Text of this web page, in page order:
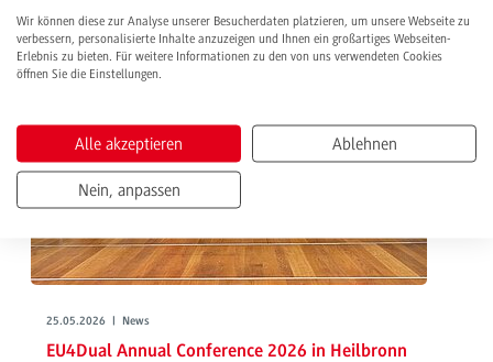
25.05.2026 | News
EU4Dual Annual Conference 2026 in Heilbronn
Wir können diese zur Analyse unserer Besucherdaten platzieren, um unsere Webseite zu
verbessern, personalisierte Inhalte anzuzeigen und Ihnen ein großartiges Webseiten-
Erlebnis zu bieten. Für weitere Informationen zu den von uns verwendeten Cookies
öffnen Sie die Einstellungen.
Alle akzeptieren Ablehnen
Nein, anpassen